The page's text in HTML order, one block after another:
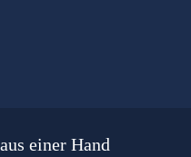
einer Hand